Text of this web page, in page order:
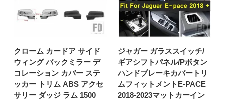
クローム カードア サイド
ウィング バックミラー デ
コレーション カバー ステ
ッカー トリム ABS アクセ
サリー ダッジ ラム 1500
ジャガー ガラススイッチ/
ギアシフトパネル/Pボタン
ハンドブレーキカバートリ
ムフィットメントE-PACE
2018-2023マットカーイン